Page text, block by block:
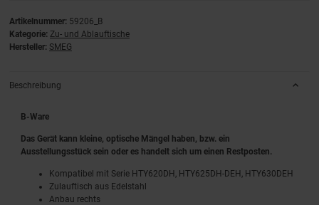
Artikelnummer: 59206_B
Kategorie: Zu- und Ablauftische
Hersteller: SMEG
Beschreibung
B-Ware
Das Gerät kann kleine, optische Mängel haben, bzw. ein
Ausstellungsstück sein oder es handelt sich um einen Restposten.
Kompatibel mit Serie HTY620DH, HTY625DH-DEH, HTY630DEH
Zulauftisch aus Edelstahl
Anbau rechts